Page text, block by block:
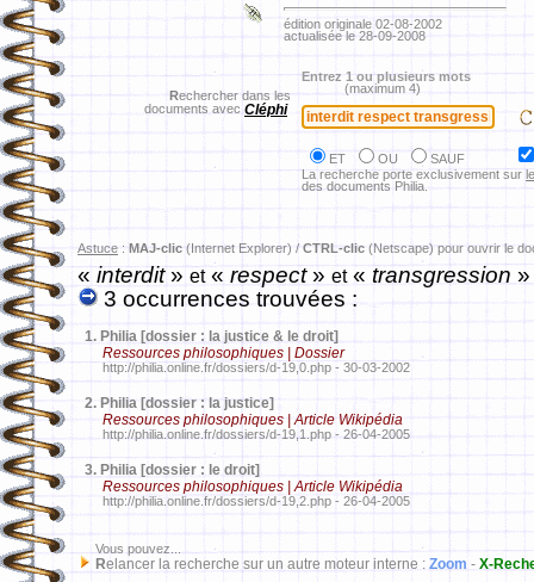
édition originale 02-08-2002
actualisée le 28-09-2008
Rechercher dans les
documents avec Cléphi
Entrez 1 ou plusieurs mots
(maximum 4)
ET OU
SAUF
La recherche porte exclusivement sur
des documents Philia.
Astuce : MAJ-clic (Internet Explorer) / CTRL-clic (Netscape) pour ouvrir le
«interdit» et« respect» et« transgression
3 occurrences trouvées :
1. Philia [dossier : la justice & le droit]
Ressources philosophiques | Dossier
http://philia.online.fr/dossiers/d-19,0.php - 30-03-2002
2. Philia [dossier : la justice]
Ressources philosophiques | Article Wikipédia
http://philia.online.fr/dossiers/d-19,1.php - 26-04-2005
3. Philia [dossier : le droit]
Ressources philosophiques | Article Wikipédia
http://philia.online.fr/dossiers/d-19,2.php - 26-04-2005
Vous pouvez...
Relancer la recherche sur un autre moteur interne : Zoom - X-